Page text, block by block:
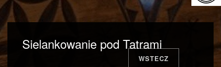
ITALIANO
Sielankowanie pod Tatrami
WSTECZ